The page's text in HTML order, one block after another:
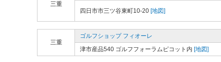
三重
四日市市三ツ谷東町10-20 [地図]
三重
ゴルフショップ フィオーレ
津市産品540 ゴルフフォーラムピコット内 [地図]